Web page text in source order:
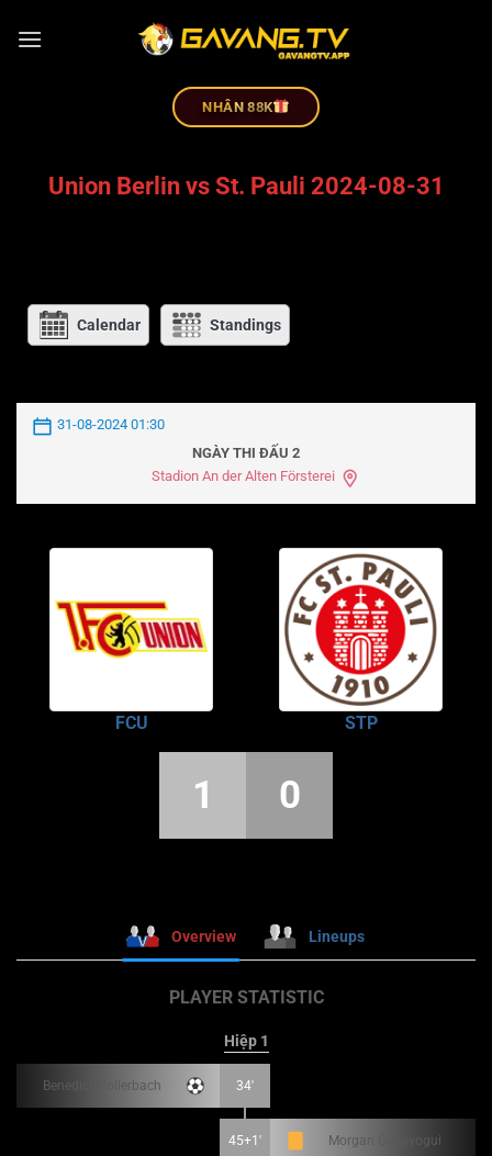
NHÂN 88K
Union Berlin vs St. Pauli 2024-08-31
Calendar Standings
31-08-2024 01:30
NGÀY THI ĐẤU 2
Stadion An der Alten Försterei
FCU STP
1 0
Overview Lineups
PLAYER STATISTIC
Hiệp 1
Benedict Hollerbach 34'
45+1' Morgan Guilavogui